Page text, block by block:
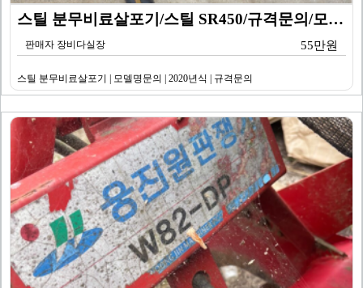
스틸 분무비료살포기/스틸 SR450/규격문의/모델명문의…
판매자 장비다실장 55만원
스틸 분무비료살포기 | 모델명문의 | 2020년식 | 규격문의